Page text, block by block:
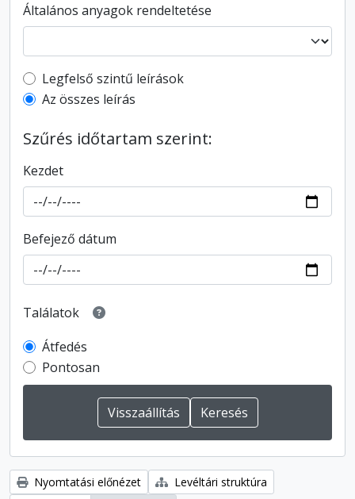
Általános anyagok rendeltetése
Top-level description filter
Legfelső szintű leírások
Az összes leírás
Szűrés időtartam szerint:
Kezdet
Befejező dátum
Találatok
Átfedés
Pontosan
Nyomtatási előnézet Levéltári struktúra